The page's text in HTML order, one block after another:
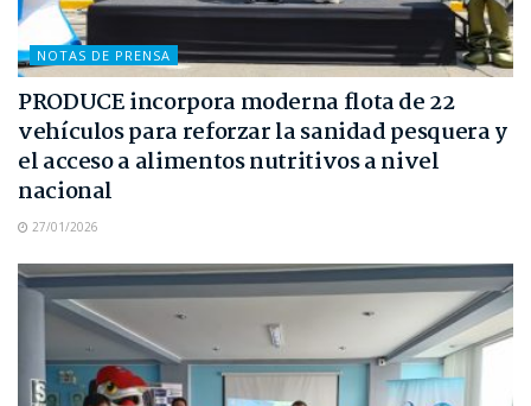
NOTAS DE PRENSA
PRODUCE incorpora moderna flota de 22
vehículos para reforzar la sanidad pesquera y
el acceso a alimentos nutritivos a nivel
nacional
27/01/2026